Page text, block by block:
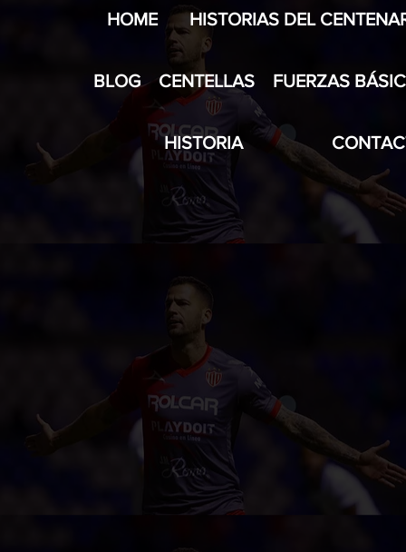
HOME HISTORIAS DEL
BLOG CENTELLAS FUERZAS
HISTORIA